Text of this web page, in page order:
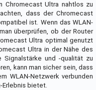
Chromecast Ultra nahtlos zu
dass der Chromecast
ist. Wenn das WLAN-
überprüfen, ob der Router
Ultra optimal genutzt
Ultra in der Nähe des
und -qualität zu
kann man sicher sein, dass
WLAN-Netzwerk verbunden
Erlebnis bietet.